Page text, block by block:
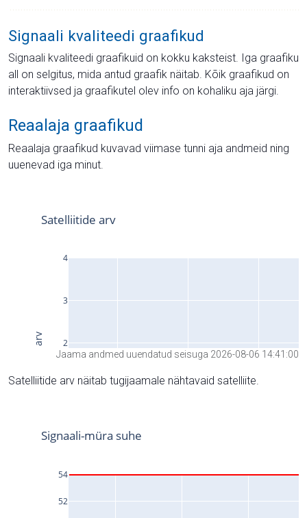
Signaali kvaliteedi graafikud
Signaali kvaliteedi graafikuid on kokku kaksteist. Iga graafiku
all on selgitus, mida antud graafik näitab. Kõik graafikud on
interaktiivsed ja graafikutel olev info on kohaliku aja järgi.
Reaalaja graafikud
Reaalaja graafikud kuvavad viimase tunni aja andmeid ning
uuenevad iga minut.
Jaama andmed uuendatud seisuga 2026-08-06 14:41:00
Satelliitide arv näitab tugijaamale nähtavaid satelliite.